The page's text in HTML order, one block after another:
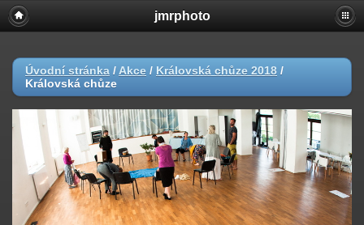
jmrphoto
Úvodní stránka / Akce / Královská chůze 2018 /
Královská chůze